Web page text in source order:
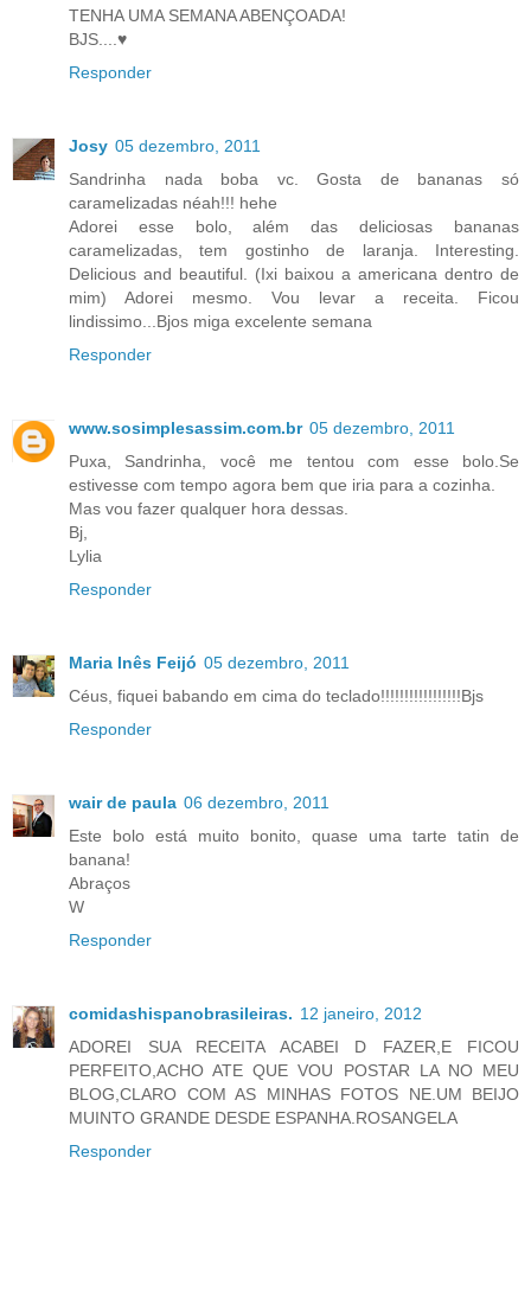
TENHA UMA SEMANA ABENÇOADA!
BJS....♥
Responder
Josy 05 dezembro, 2011
Sandrinha nada boba vc. Gosta de bananas só
caramelizadas néah!!! hehe
Adorei esse bolo, além das deliciosas bananas
caramelizadas, tem gostinho de laranja. Interesting.
Delicious and beautiful. (Ixi baixou a americana dentro de
mim) Adorei mesmo. Vou levar a receita. Ficou
lindissimo...Bjos miga excelente semana
Responder
www.sosimplesassim.com.br 05 dezembro, 2011
Puxa, Sandrinha, você me tentou com esse bolo.Se
estivesse com tempo agora bem que iria para a cozinha.
Mas vou fazer qualquer hora dessas.
Bj,
Lylia
Responder
Maria Inês Feijó 05 dezembro, 2011
Céus, fiquei babando em cima do teclado!!!!!!!!!!!!!!!!!Bjs
Responder
wair de paula 06 dezembro, 2011
Este bolo está muito bonito, quase uma tarte tatin de
banana!
Abraços
W
Responder
comidashispanobrasileiras. 12 janeiro, 2012
ADOREI SUA RECEITA ACABEI D FAZER,E FICOU
PERFEITO,ACHO ATE QUE VOU POSTAR LA NO MEU
BLOG,CLARO COM AS MINHAS FOTOS NE.UM BEIJO
MUINTO GRANDE DESDE ESPANHA.ROSANGELA
Responder